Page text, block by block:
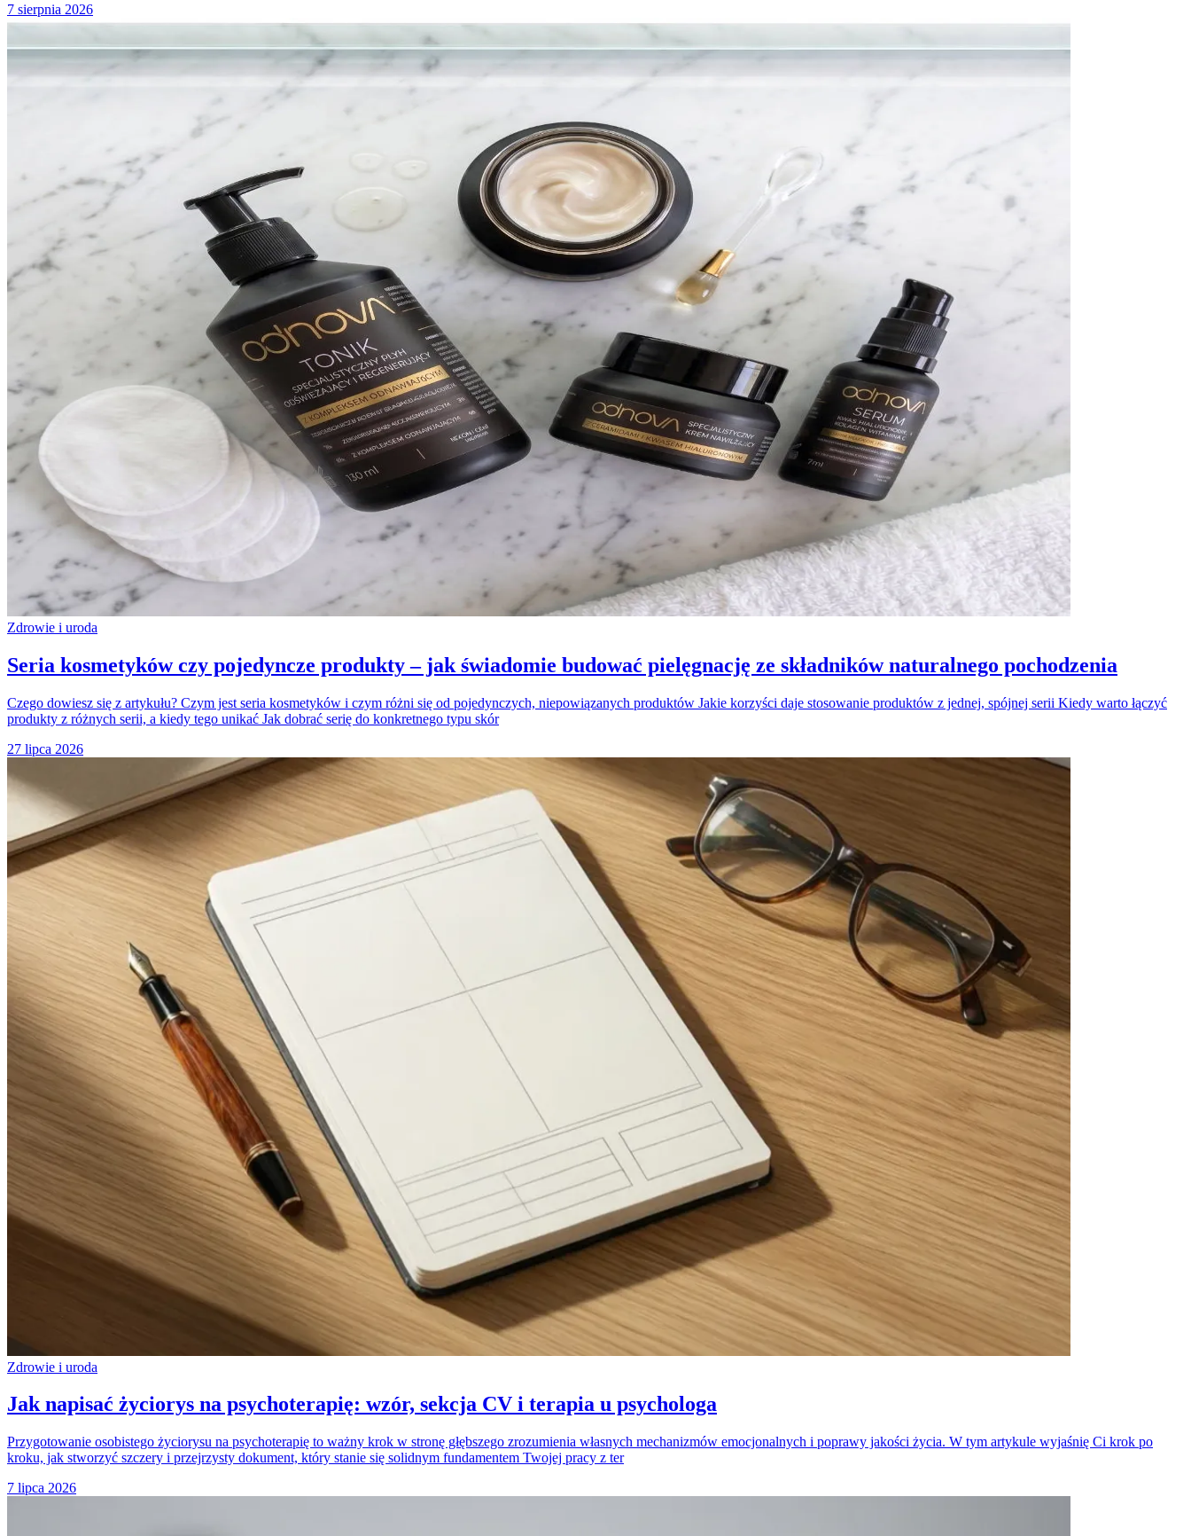
7 sierpnia 2026
Zdrowie i uroda
Seria kosmetyków czy pojedyncze produkty – jak świadomie budować pielęgnację ze składników naturalnego pochodzenia
Czego dowiesz się z artykułu? Czym jest seria kosmetyków i czym różni się od pojedynczych, niepowiązanych produktów Jakie korzyści daje stosowanie produktów z jednej, spójnej serii Kiedy warto łączyć
produkty z różnych serii, a kiedy tego unikać Jak dobrać serię do konkretnego typu skór
27 lipca 2026
Zdrowie i uroda
Jak napisać życiorys na psychoterapię: wzór, sekcja CV i terapia u psychologa
Przygotowanie osobistego życiorysu na psychoterapię to ważny krok w stronę głębszego zrozumienia własnych mechanizmów emocjonalnych i poprawy jakości życia. W tym artykule wyjaśnię Ci krok po
kroku, jak stworzyć szczery i przejrzysty dokument, który stanie się solidnym fundamentem Twojej pracy z ter
7 lipca 2026